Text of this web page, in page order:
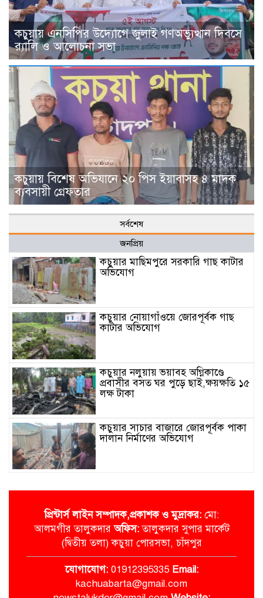
কচুয়ায় এনসিপির উদ্যোগে জুলাই গণঅভ্যুত্থান দিবসে
র‌্যালি ও আলোচনা সভা
কচুয়ায় বিশেষ অভিযানে ২০ পিস ইয়াবাসহ ৪ মাদক
ব্যবসায়ী গ্রেফতার
সর্বশেষ
জনপ্রিয়
কচুয়ার মাছিমপুরে সরকারি গাছ কাটার
অভিযোগ
কচুয়ার নোয়াগাঁওয়ে জোরপূর্বক গাছ
কাটার অভিযোগ
কচুয়ার নলুয়ায় ভয়াবহ অগ্নিকাণ্ডে
প্রবাসীর বসত ঘর পুড়ে ছাই,ক্ষয়ক্ষতি ১৫
লক্ষ টাকা
কচুয়ার সাচার বাজারে জোরপূর্বক পাকা
দালান নির্মাণের অভিযোগ
গণঅভ্যুত্থান দিবসে র‌্যালি ও আলোচনা
কচুয়ায় বিশেষ অভিযানে ২০ পিস
ইয়াবাসহ ৪ মাদক ব্যবসায়ী গ্রেফতার
কচুয়ায় মাদক বিরোধী বিতর্ক
প্রিন্টার্স লাইন সম্পাদক,প্রকাশক ও মুদ্রাকর: মো:
আলমগীর তালুকদারঅ‌ফিস:তালুকদার সুপার মা‌র্কেট
(দ্বিতীয় তলা) কচুয়া পোরসভা, চাঁদপুর
‌যোগা‌যোগ:01912395335 Email:
kachuabarta@gmail.com